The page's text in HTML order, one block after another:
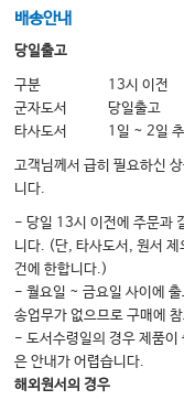
23. 자궁 외 임신
24. 임신중 고혈압성 질환
25. 산과적 출혈
26. 조기 진통과 조기양막파수
28. 태아 발육 지연
29. 다태임신
30. 태아와 신생아의 산과적
31. 임신과 동반된 모성 질환
32. 산과 수술 및 관련 수기
배송안내
당일출고
구분 13시 이전
군자도서
당일출고
타사도서
1일 ~ 2일
고객님께서 급히 필요하신
니다.
- 당일 13시 이전에 주문과
니다. (단, 타사도서, 원서
건에 한합니다.)
- 월요일 ~ 금요일 사이에
송업무가 없으므로 구매에
- 도서수령일의 경우 제품이
은 안내가 어렵습니다.
해외원서의 경우